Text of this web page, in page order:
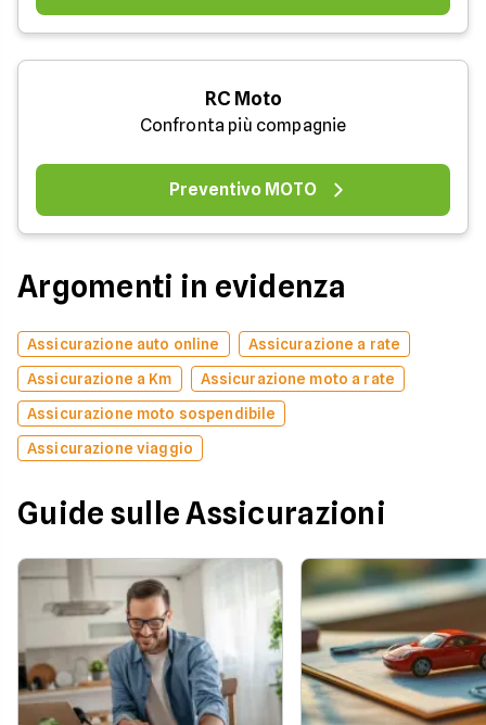
RC Moto
Confronta più compagnie
Preventivo MOTO
Argomenti in evidenza
Assicurazione auto online
Assicurazione a rate
Assicurazione a Km
Assicurazione moto a rate
Assicurazione moto sospendibile
Assicurazione viaggio
Guide sulle Assicurazioni